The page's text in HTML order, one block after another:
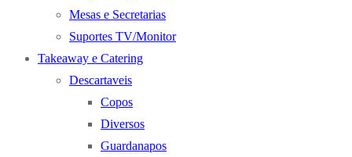
Mesas e Secretarias
Suportes TV/Monitor
Takeaway e Catering
Descartaveis
Copos
Diversos
Guardanapos